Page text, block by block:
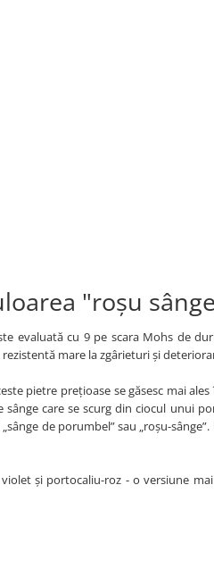
"roșu
evaluată cu 9 pe scara Mohs de
rezistentă mare la zgârieturi și
pietre prețioase se găsesc mai
care se scurg din ciocul unui
de porumbel” sau „roșu-
și portocaliu-roz - o versiune